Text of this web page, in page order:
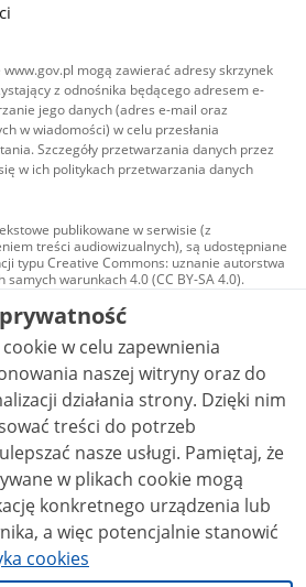
mogą zawierać adresy skrzynek
z odnośnika będącego adresem e-
jego danych (adres e-mail oraz
w wiadomości) w celu przesłania
Szczegóły przetwarzania danych przez
w ich politykach przetwarzania danych
publikowane w serwisie (z
treści audiowizualnych), są udostępniane
typu Creative Commons: uznanie autorstwa
samych warunkach 4.0 (CC BY-SA 4.0).
audiowizualne, w tym zdjęcia, materiały
są udostępniane na licencji typu
Commons: uznanie autorstwa użycie
- bez utworów zależnych 4.0 (CC BY-
o ile nie jest to stwierdzone inaczej.
w celu zapewnienia
naszej witryny oraz do
działania strony. Dzięki nim
treści do potrzeb
nasze usługi. Pamiętaj, że
w plikach cookie mogą
konkretnego urządzenia lub
a więc potencjalnie stanowić
cookies